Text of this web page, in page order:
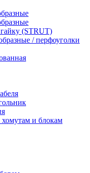
(STRUT)
/ перфоуголки
и блокам